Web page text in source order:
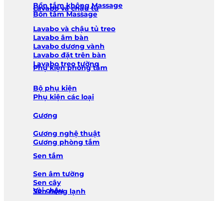
Bồn tắm không Massage
Bồn tắm Massage
Lavabo và chậu tủ
Lavabo và chậu tủ treo
Lavabo âm bàn
Lavabo dương vành
Lavabo đặt trên bàn
Lavabo treo tường
Phụ kiện phòng tắm
Bộ phụ kiện
Phụ kiện các loại
Gương
Gương nghệ thuật
Gương phòng tắm
Sen tắm
Sen âm tường
Sen cây
Sen nóng lạnh
Vòi chậu